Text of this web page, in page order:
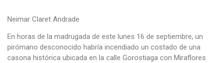
Neimar Claret Andrade
En horas de la madrugada de este lunes 16 de septiembre, un
pirómano desconocido habría incendiado un costado de una
casona histórica ubicada en la calle Gorostiaga con Miraflores